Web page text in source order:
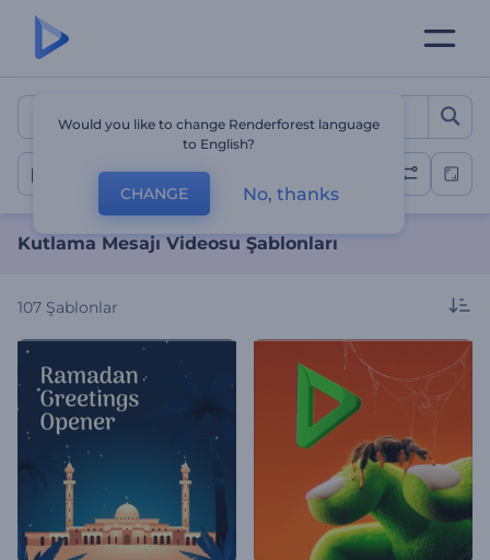
Kutlama Mesajı Videosu
Kutlama Mesajı Videoları
Kutlama Mesajı Videosu Şablonları
107 Şablonlar
Would you like to change Renderforest language
to English?
CHANGE No, thanks